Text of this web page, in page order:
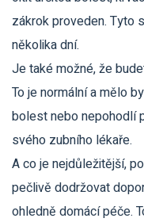
zákrok proveden. Tyto
několika dní.
Je také možné, že
To je normální a mělo
bolest nebo nepohodlí
svého zubního lékaře.
A co je nejdůležitější,
pečlivě dodržovat
ohledně domácí péče.